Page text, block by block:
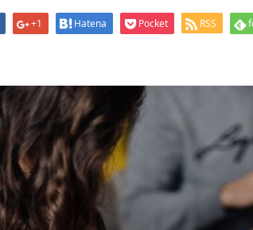
+1 Hatena Pocket RSS